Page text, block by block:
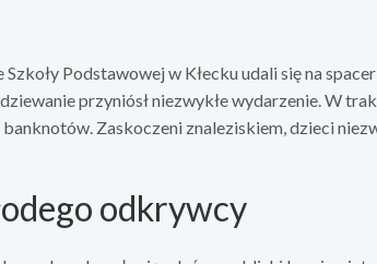
Podstawowej w Kłecku udali się na
przyniósł niezwykłe wydarzenie. W
Zaskoczeni znaleziskiem, dzieci
odkrywcy